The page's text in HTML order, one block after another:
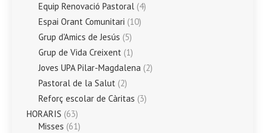
Equip Renovació Pastoral (4)
Espai Orant Comunitari (10)
Grup d'Amics de Jesús (5)
Grup de Vida Creixent (1)
Joves UPA Pilar-Magdalena (2)
Pastoral de la Salut (2)
Reforç escolar de Càritas (3)
HORARIS (63)
Misses (61)